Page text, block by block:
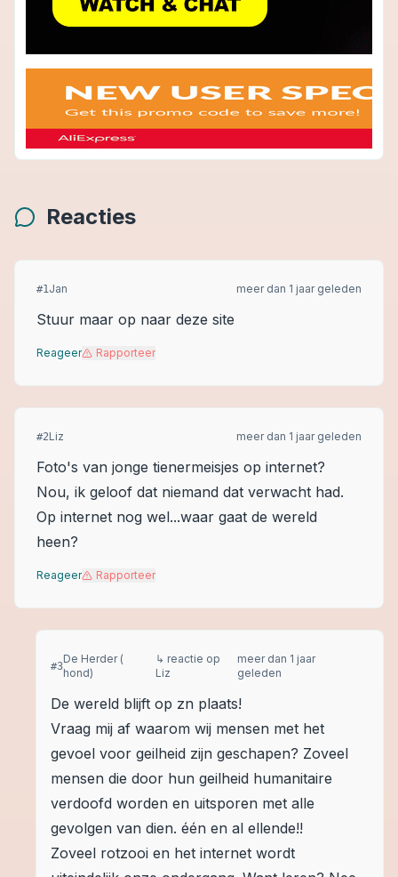
Reacties
#1Jan meer dan 1 jaar geleden
Stuur maar op naar deze site
Reageer Rapporteer
#2Liz meer dan 1 jaar geleden
Foto's van jonge tienermeisjes op internet?
Nou, ik geloof dat niemand dat verwacht had.
Op internet nog wel...waar gaat de wereld
heen?
Reageer Rapporteer
#3
De Herder (
hond)
↳ reactie op
Liz
meer dan 1 jaar
geleden
De wereld blijft op zn plaats!
Vraag mij af waarom wij mensen met het
gevoel voor geilheid zijn geschapen? Zoveel
mensen die door hun geilheid humanitaire
verdoofd worden en uitsporen met alle
gevolgen van dien. één en al ellende!!
Zoveel rotzooi en het internet wordt